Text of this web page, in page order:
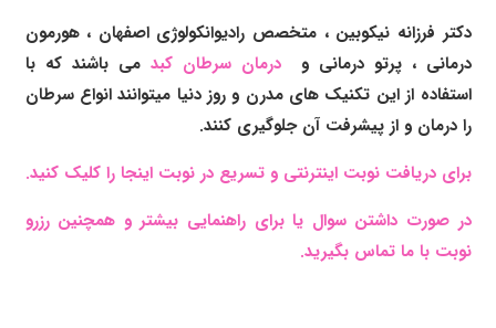
دکتر فرزانه نیکوبین ، متخصص رادیوانکولوژی اصفهان ، هورمون
درمانی ،پرتو درمانی و درمان سرطان کبد می باشند که با
استفاده از این تکنیک های مدرن و روز دنیا میتوانند انواع سرطان
را درمان و از پیشرفت آن جلوگیری کنند.
برای دریافت نوبت اینترنتی و تسریع در نوبت اینجا را کلیک کنید.
در صورت داشتن سوال یا برای راهنمایی بیشتر و همچنین رزرو
نوبت با ما تماس بگیرید.